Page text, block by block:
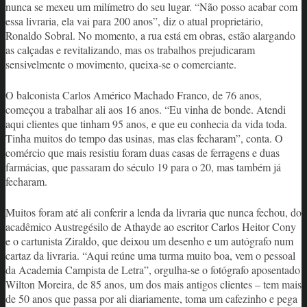
nunca se mexeu um milímetro do seu lugar. “Não posso acabar com
essa livraria, ela vai para 200 anos”, diz o atual proprietário,
Ronaldo Sobral. No momento, a rua está em obras, estão alargando
as calçadas e revitalizando, mas os trabalhos prejudicaram
sensivelmente o movimento, queixa-se o comerciante.
O balconista Carlos Américo Machado Franco, de 76 anos,
começou a trabalhar ali aos 16 anos. “Eu vinha de bonde. Atendi
aqui clientes que tinham 95 anos, e que eu conhecia da vida toda.
Tinha muitos do tempo das usinas, mas elas fecharam”, conta. O
comércio que mais resistiu foram duas casas de ferragens e duas
farmácias, que passaram do século 19 para o 20, mas também já
fecharam.
Muitos foram até ali conferir a lenda da livraria que nunca fechou, do
acadêmico Austregésilo de Athayde ao escritor Carlos Heitor Cony
e o cartunista Ziraldo, que deixou um desenho e um autógrafo num
cartaz da livraria. “Aqui reúne uma turma muito boa, vem o pessoal
da Academia Campista de Letra”, orgulha-se o fotógrafo aposentado
Wilton Moreira, de 85 anos, um dos mais antigos clientes – tem mais
de 50 anos que passa por ali diariamente, toma um cafezinho e pega